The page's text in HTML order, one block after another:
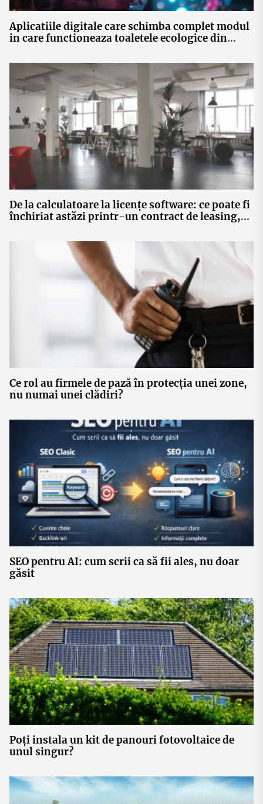
Aplicatiile digitale care schimba complet modul
in care functioneaza toaletele ecologice din
De la calculatoare la licențe software: ce poate fi
închiriat astăzi printr-un contract de leasing,
Ce rol au firmele de pază în protecția unei zone,
nu numai unei clădiri?
SEO pentru AI: cum scrii ca să fii ales, nu doar
găsit
Poți instala un kit de panouri fotovoltaice de
unul singur?